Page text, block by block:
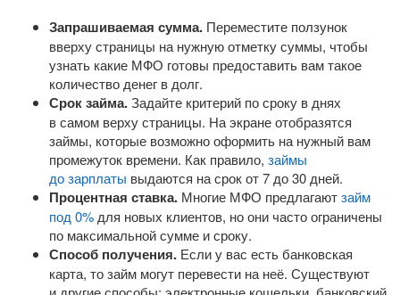
Запрашиваемая сумма. Переместите ползунок
вверху страницы на нужную отметку суммы, чтобы
узнать какие МФО готовы предоставить вам такое
количество денег в долг.
Срок займа.Задайте критерий по сроку в днях
в самом верху страницы. На экране отобразятся
займы, которые возможно оформить на нужный вам
промежуток времени. Как правило, займы
до зарплаты выдаются на срок от 7 до 30 дней.
Процентная ставка. Многие МФО предлагаютзайм
под 0% для новых клиентов, но они часто ограничены
по максимальной сумме и сроку.
Способ получения. Если у вас есть банковская
карта, то займ могут перевести на неё. Существуют